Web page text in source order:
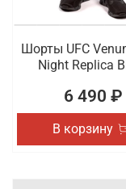
Шорты UFC
Night Replica
6 490 ₽
В корзину